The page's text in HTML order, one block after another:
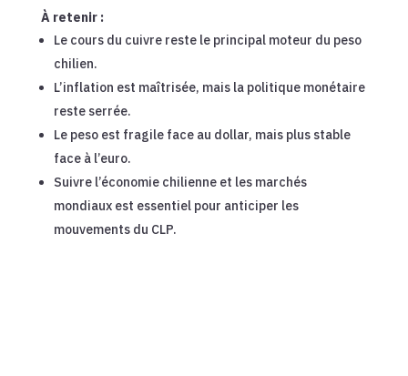
À retenir :
Le cours du cuivre reste le principal moteur du peso
chilien.
L’inflation est maîtrisée, mais la politique monétaire
reste serrée.
Le peso est fragile face au dollar, mais plus stable
face à l’euro.
Suivre l’économie chilienne et les marchés
mondiaux est essentiel pour anticiper les
mouvements du CLP.